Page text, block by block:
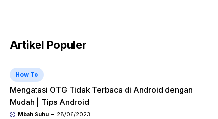
Artikel Populer
How To
Mengatasi OTG Tidak Terbaca di Android dengan
Mudah | Tips Android
Mbah Suhu 28/06/2023